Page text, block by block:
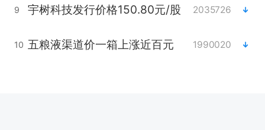
9 宇树科技发行价格150.80元/股 2035726
10 五粮液渠道价一箱上涨近百元 1990020